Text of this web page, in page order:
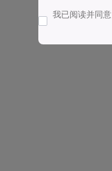
我已阅读并同意